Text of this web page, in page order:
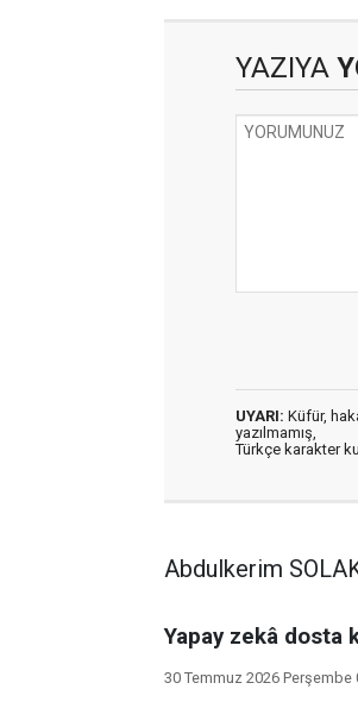
YAZIYA
UYARI: Küfür,
yazılmamış,
Türkçe karakter
Abdulkerim
Yapay zekâ dosta
30 Temmuz 2026 Perşembe